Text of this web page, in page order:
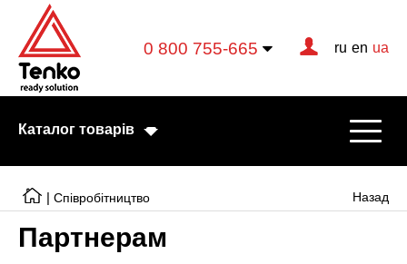
0 800 755-665 ru en ua
Каталог товарів
Електричні котли
Назад
| Співробітництво
Партнерам